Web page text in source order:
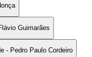
Guimarães
- Pedro Paulo Cordeiro